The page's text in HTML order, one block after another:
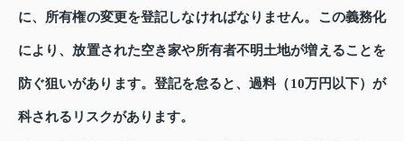
に、所有権の変更を登記しなければなりません。この義務化
により、放置された空き家や所有者不明土地が増えることを
防ぐ狙いがあります。登記を怠ると、過料（10万円以下）が
科されるリスクがあります。